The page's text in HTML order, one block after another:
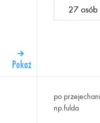
Pokaż
27 osób
po
np.fulda